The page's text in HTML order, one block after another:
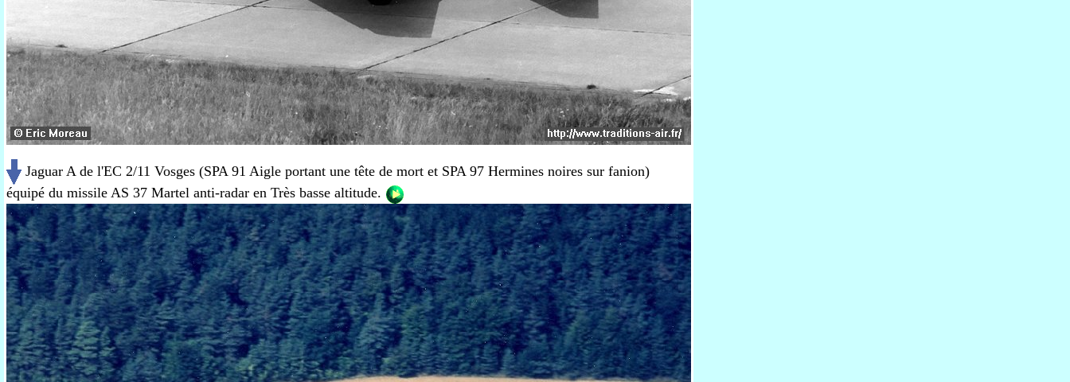
Jaguar A de l'EC 2/11 Vosges (SPA 91 Aigle portant une tête de mort et SPA 97 Hermines noires sur fanion)
équipé du missile AS 37 Martel anti-radar en Très basse altitude.